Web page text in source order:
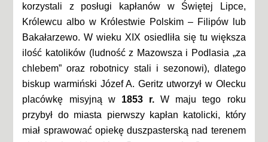
korzystali z posługi kapłanów w Świętej Lipce,
Królewcu albo w Królestwie Polskim – Filipów lub
Bakałarzewo. W wieku XIX osiedliła się tu większa
ilość katolików (ludność z Mazowsza i Podlasia „za
chlebem” oraz robotnicy stali i sezonowi), dlatego
biskup warmiński Józef A. Geritz utworzył w Olecku
placówkę misyjną w 1853 r. W maju tego roku
przybył do miasta pierwszy kapłan katolicki, który
miał sprawować opiekę duszpasterską nad terenem